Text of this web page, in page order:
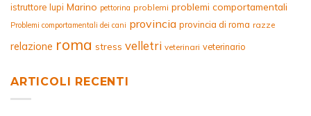
istruttore lupi Marino pettorina problemi problemi comportamentali
Problemi comportamentali dei cani provincia provincia di roma razze
relazione roma stress velletri veterinari veterinario
ARTICOLI RECENTI